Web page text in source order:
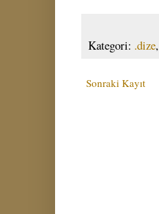
Kategori: .dize,
Sonraki Kayıt